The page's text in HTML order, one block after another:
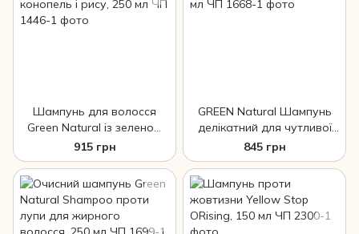
Шампунь для волосся
Green Natural із зеленою
глиною, протеїнами
конопель і рису, 250 мл ЧП
915 грн
GREEN Natural Шампунь
делікатний для чутливої
шкіри і частого миття 250
мл ЧП
845 грн